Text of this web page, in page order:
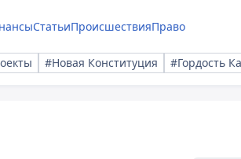
СтатьиПроисшествияПраво
#Новая Конституция #Гордость